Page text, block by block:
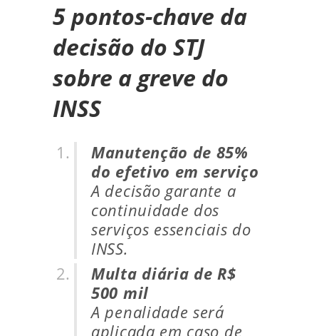
5 pontos-chave da
decisão do STJ
sobre a greve do
INSS
Manutenção de 85%
do efetivo em serviço
A decisão garante a
continuidade dos
serviços essenciais do
INSS.
Multa diária de R$
500 mil
A penalidade será
aplicada em caso de